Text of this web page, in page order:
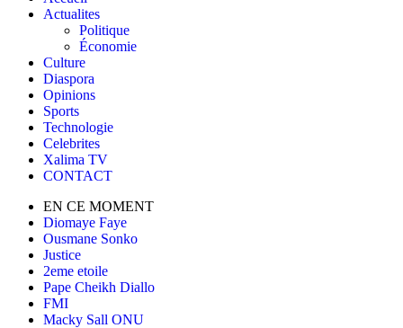
Actualites
Politique
Économie
Culture
Diaspora
Opinions
Sports
Technologie
Celebrites
Xalima TV
CONTACT
EN CE MOMENT
Diomaye Faye
Ousmane Sonko
Justice
2eme etoile
Pape Cheikh Diallo
FMI
Macky Sall ONU